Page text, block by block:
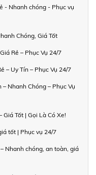
- Nhanh chóng - Phục vụ
Chóng, Giá Tốt
Rẻ – Phục Vụ 24/7
– Uy Tín – Phục Vụ 24/7
Nhanh Chóng – Phục Vụ
Giá Tốt | Gọi Là Có Xe!
tốt | Phục vụ 24/7
Nhanh chóng, an toàn, giá